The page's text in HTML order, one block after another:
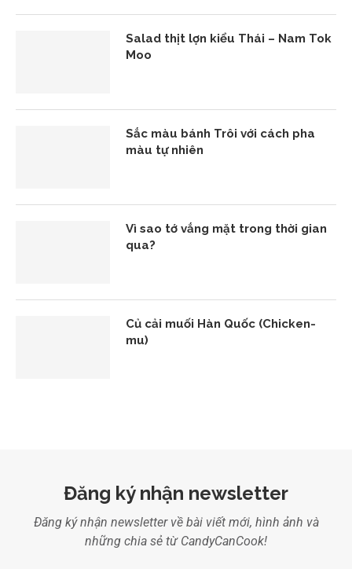
Salad thịt lợn kiểu Thái – Nam Tok
Moo
Sắc màu bánh Trôi với cách pha
màu tự nhiên
Vì sao tớ vắng mặt trong thời gian
qua?
Củ cải muối Hàn Quốc (Chicken-
mu)
Đăng ký nhận newsletter
Đăng ký nhận newsletter về bài viết mới, hình ảnh và
những chia sẻ từ CandyCanCook!